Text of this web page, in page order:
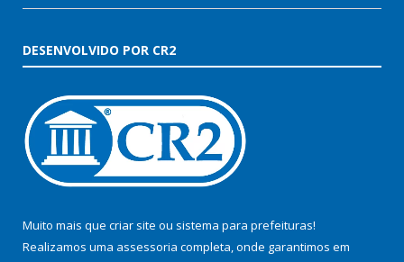
DESENVOLVIDO POR CR2
Muito mais que criar site ou sistema para prefeituras!
Realizamos uma assessoria completa, onde garantimos em